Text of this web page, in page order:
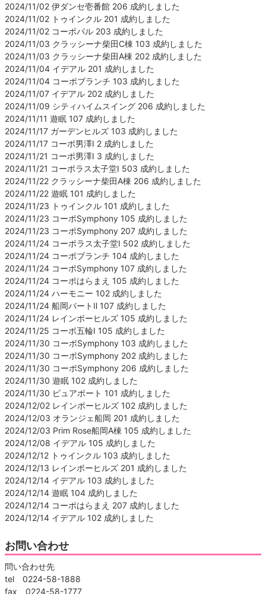
2024/11/02 伊ダンセ壱番館 206 成約しました
2024/11/02 トゥインクル 201 成約しました
2024/11/02 コーポパル 203 成約しました
2024/11/03 クラッシーナ柴田C棟 103 成約しました
2024/11/03 クラッシーナ柴田A棟 202 成約しました
2024/11/04 イデアル 201 成約しました
2024/11/04 コーポブランチ 103 成約しました
2024/11/07 イデアル 202 成約しました
2024/11/09 シティハイムスイング 206 成約しました
2024/11/11 遊眠 107 成約しました
2024/11/17 ガーデンヒルズ 103 成約しました
2024/11/17 コーポ男澤Ⅰ 2 成約しました
2024/11/21 コーポ男澤Ⅰ 3 成約しました
2024/11/21 コーポラス太子堂Ⅰ 503 成約しました
2024/11/22 クラッシーナ柴田A棟 206 成約しました
2024/11/22 遊眠 101 成約しました
2024/11/23 トゥインクル 101 成約しました
2024/11/23 コーポSymphony 105 成約しました
2024/11/23 コーポSymphony 207 成約しました
2024/11/24 コーポラス太子堂Ⅰ 502 成約しました
2024/11/24 コーポブランチ 104 成約しました
2024/11/24 コーポSymphony 107 成約しました
2024/11/24 コーポはらまえ 105 成約しました
2024/11/24 ハーモニー 102 成約しました
2024/11/24 船岡パートⅡ 107 成約しました
2024/11/24 レインボーヒルズ 105 成約しました
2024/11/25 コーポ五輪Ⅰ 105 成約しました
2024/11/30 コーポSymphony 103 成約しました
2024/11/30 コーポSymphony 202 成約しました
2024/11/30 コーポSymphony 206 成約しました
2024/11/30 遊眠 102 成約しました
2024/11/30 ピュアポート 101 成約しました
2024/12/02 レインボーヒルズ 102 成約しました
2024/12/03 オランジェ船岡 201 成約しました
2024/12/03 Prim Rose船岡A棟 105 成約しました
2024/12/08 イデアル 105 成約しました
2024/12/12 トゥインクル 103 成約しました
2024/12/13 レインボーヒルズ 201 成約しました
2024/12/14 イデアル 103 成約しました
2024/12/14 遊眠 104 成約しました
2024/12/14 コーポはらまえ 207 成約しました
2024/12/14 イデアル 102 成約しました
お問い合わせ
問い合わせ先
tel 0224-58-1888
fax 0224-58-1777